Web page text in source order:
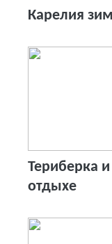
Карелия
Териберка
отдыхе